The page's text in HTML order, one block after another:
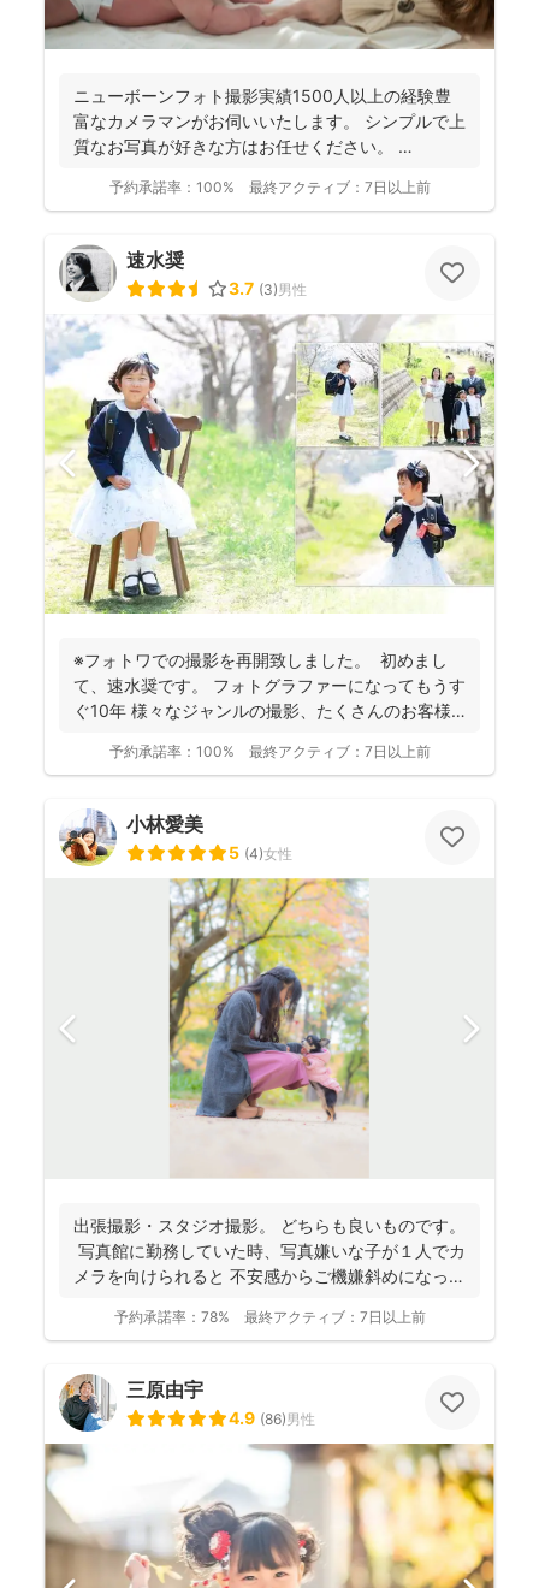
ニューボーンフォト撮影実績1500人以上の経験豊
富なカメラマンがお伺いいたします。 シンプルで上
質なお写真が好きな方はお任せください。
予約承諾率： 100% 最終アクティブ： 7日以上前
速水奨
3.7 (3)男性
※フォトワでの撮影を再開致しました。 初めまし
て、速水奨です。 フォトグラファーになってもうす
ぐ10年 様々なジャンルの撮影、たくさんのお客様
予約承諾率： 100% 最終アクティブ： 7日以上前
小林愛美
5 (4)女性
出張撮影・スタジオ撮影。 どちらも良いものです。
写真館に勤務していた時、写真嫌いな子が１人でカ
メラを向けられると 不安感からご機嫌斜めになっ
予約承諾率： 78% 最終アクティブ： 7日以上前
三原由宇
4.9 (86)男性